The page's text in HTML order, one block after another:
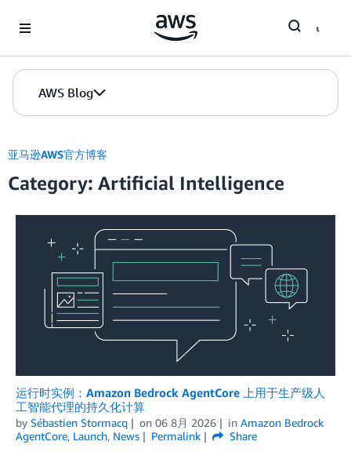
AWS Blog
亚马逊AWS官方博客
Category: Artificial Intelligence
运行时实例：Amazon Bedrock AgentCore 上用于生产级人
工智能代理的持久化计算
by Sébastien Stormacq on 06 8月 2026 in Amazon Bedrock
AgentCore, Launch, News Permalink
Share